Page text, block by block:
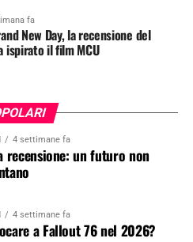
fa
New Day, la recensione del
ispirato il film MCU
4 settimane fa
recensione: un futuro non
4 settimane fa
a Fallout 76 nel 2026?